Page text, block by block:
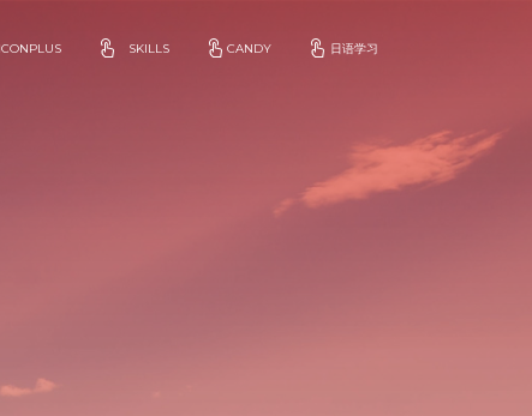
ICONPLUS SKILLS CANDY 日语学习